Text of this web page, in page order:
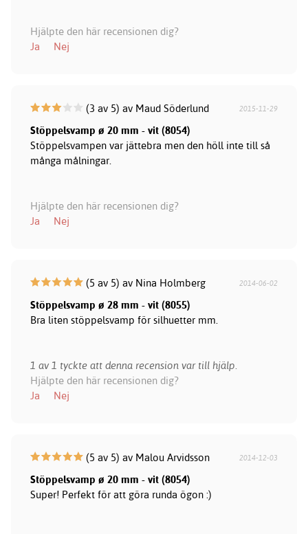
Hjälpte den här recensionen dig?
Ja
Nej
(3 av 5) av Maud Söderlund 2015-11-29
Stöppelsvamp ø 20 mm - vit (8054)
Stöppelsvampen var jättebra men den höll inte till så
många målningar.
Hjälpte den här recensionen dig?
Ja
Nej
(5 av 5) av Nina Holmberg 2014-06-02
Stöppelsvamp ø 28 mm - vit (8055)
Bra liten stöppelsvamp för silhuetter mm.
1 av 1 tyckte att denna recension var till hjälp.
Hjälpte den här recensionen dig?
Ja
Nej
(5 av 5) av Malou Arvidsson 2014-12-03
Stöppelsvamp ø 20 mm - vit (8054)
Super! Perfekt för att göra runda ögon :)